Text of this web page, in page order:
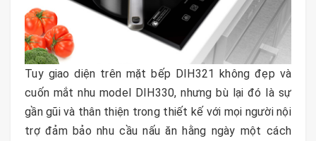
Tuy giao diện trên mặt bếp DIH321 không đẹp và
cuốn mắt nhu model DIH330, nhưng bù lại đó là sự
gần gũi và thân thiện trong thiết kế với mọi người nội
trợ đảm bảo nhu cầu nấu ăn hằng ngày một cách